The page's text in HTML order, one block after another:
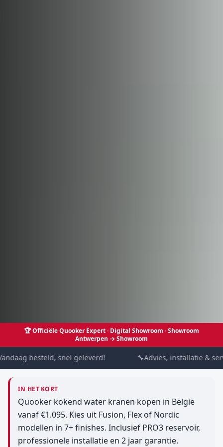
🏆Officiële Quooker Expert · Digital Showroom · Showroom
Antwerpen → Showroom
besteld, snel geleverd! Advies, installatie &
IN HET KORT
Quooker kokend water kranen kopen in België
vanaf €1.095. Kies uit Fusion, Flex of Nordic
modellen in 7+ finishes. Inclusief PRO3 reservoir,
professionele installatie en 2 jaar garantie.